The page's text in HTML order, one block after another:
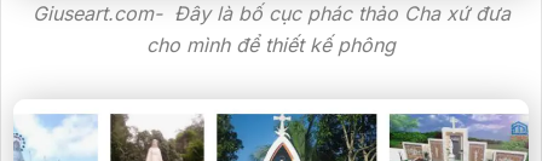
Giuseart.com- Đây là bố cục phác thảo Cha xứ đưa
cho mình để thiết kế phông